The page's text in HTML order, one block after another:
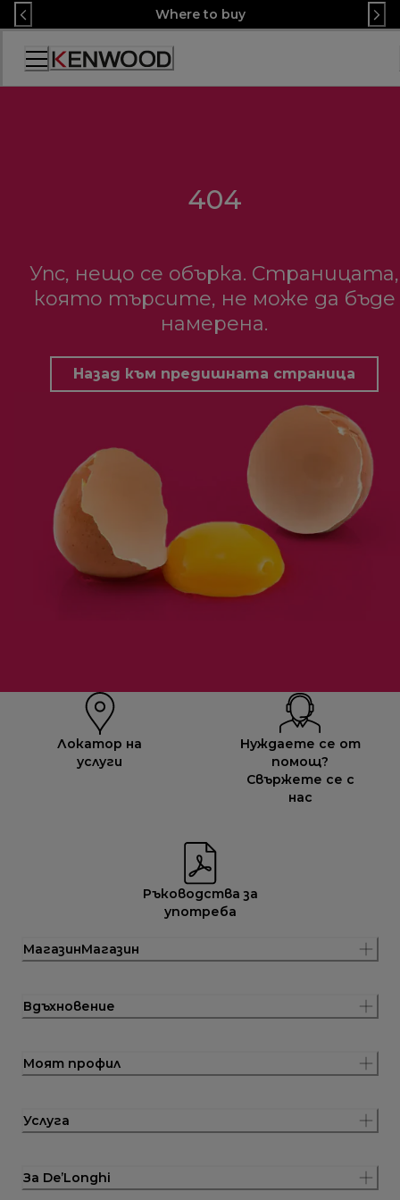
Skip
to
Content
Where to buy
Декларация
за
404
Упс, нещо се обърка. Страницата,
която търсите, не може да бъде
намерена.
Назад към предишната страница
Локатор на
услуги
Нуждаете се от
помощ?
Свържете се с
нас
Ръководства за
употреба
МагазинМагазин
Вдъхновение
Моят профил
Услуга
За De’Longhi